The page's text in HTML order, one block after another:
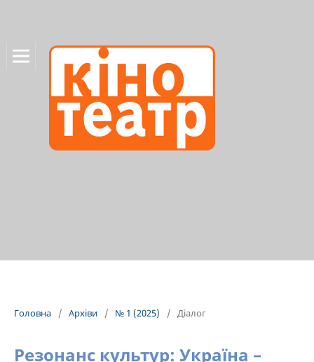
Головна / Архіви / № 1 (2025) / Діалог
Резонанс культур: Україна –